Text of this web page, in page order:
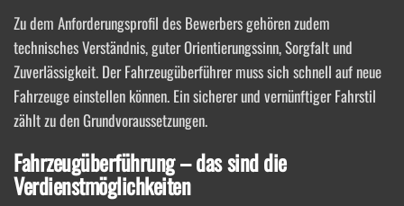
Zu dem Anforderungsprofil des Bewerbers gehören zudem
technisches Verständnis, guter Orientierungssinn, Sorgfalt und
Zuverlässigkeit. Der Fahrzeugüberführer muss sich schnell auf neue
Fahrzeuge einstellen können. Ein sicherer und vernünftiger Fahrstil
zählt zu den Grundvoraussetzungen.
Fahrzeugüberführung – das sind die
Verdienstmöglichkeiten